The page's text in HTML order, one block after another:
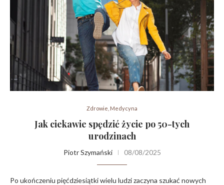
Zdrowie, Medycyna
Jak ciekawie spędzić życie po 50-tych
urodzinach
Piotr Szymański 08/08/2025
Po ukończeniu pięćdziesiątki wielu ludzi zaczyna szukać nowych